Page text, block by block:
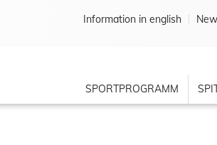
Information in english
SPORTPROGRAMM